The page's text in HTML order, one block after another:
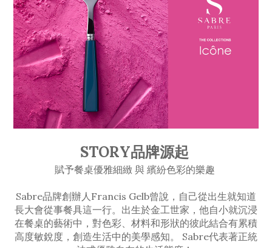
STORY品牌源起
賦予餐桌優雅細緻 與 繽紛色彩的樂趣
Sabre品牌創辦人Francis Gelb曾說，自己從出生就知道
長大會從事餐具這一行。出生於金工世家，他自小就沉浸
在餐桌的藝術中，對色彩、材料和形狀的彼此結合有累積
高度敏銳度，創造生活中的美學感知。 Sabre代表著正統